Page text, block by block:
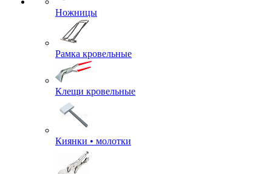
Ножницы
Рамка кровельные
Клещи кровельные
Киянки • молотки